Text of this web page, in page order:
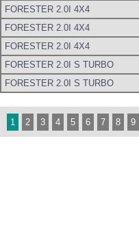
FORESTER 2.0I 4X4
FORESTER 2.0I 4X4
FORESTER 2.0I 4X4
FORESTER 2.0I S TURBO
FORESTER 2.0I S TURBO
1 2 3 4 5 6 7 8 9